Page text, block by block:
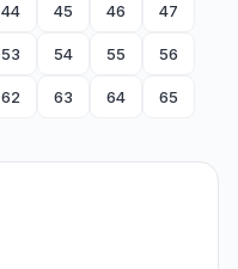
44 45 46 47
53 54 55 56
62 63 64 65